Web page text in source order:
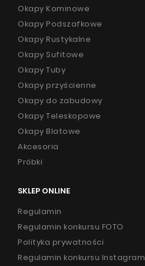
Okapy Kominowe
Okapy Podszafkowe
Okapy Rustykalne
Okapy Sufitowe
Okapy Tuby
Okapy przyścienne
Okapy do zabudowy
Okapy Teleskopowe
Okapy Blatowe
Akcesoria
Próbki
SKLEP ONLINE
Regulamin
Regulamin konkursu FOTO
Polityka prywatności
Regulamin konkursu Instagram